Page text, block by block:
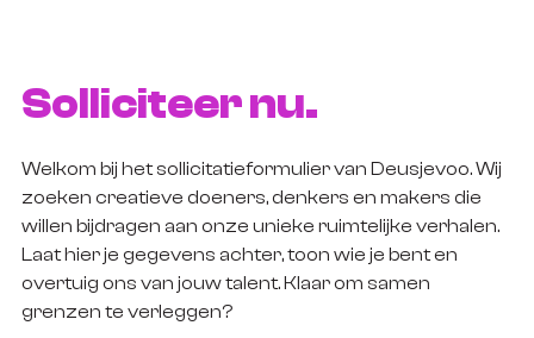
Solliciteer nu.
Welkom bij het sollicitatieformulier van Deusjevoo. Wij
zoeken creatieve doeners, denkers en makers die
willen bijdragen aan onze unieke ruimtelijke verhalen.
Laat hier je gegevens achter, toon wie je bent en
overtuig ons van jouw talent. Klaar om samen
grenzen te verleggen?